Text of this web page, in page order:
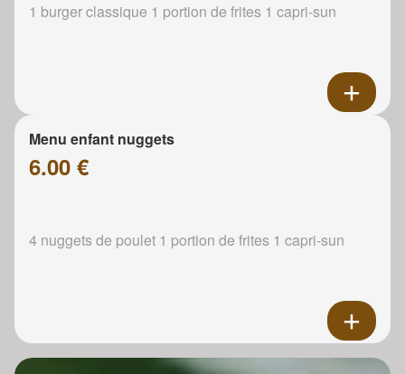
1 burger classique 1 portion de frites 1 capri-sun
Menu enfant nuggets
6.00 €
4 nuggets de poulet 1 portion de frites 1 capri-sun